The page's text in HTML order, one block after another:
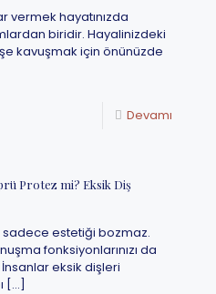
vermek hayatınızda
biridir. Hayalinizdeki
kavuşmak için önünüzde
Devamı
Protez mi? Eksik Diş
estetiği bozmaz.
fonksiyonlarınızı da
eksik dişleri
[…]